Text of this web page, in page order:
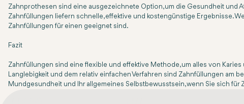
Zahnprothesen sind eine ausgezeichnete Option, um die Gesundheit und
Zahnfüllungen liefern schnelle, effektive und kostengünstige Ergebnisse.
Zahnfüllungen für einen geeignet sind.
Fazit
Zahnfüllungen sind eine flexible und effektive Methode, um alles von
Langlebigkeit und dem relativ einfachen Verfahren sind Zahnfüllungen am
Mundgesundheit und Ihr allgemeines Selbstbewusstsein, wenn Sie sich für